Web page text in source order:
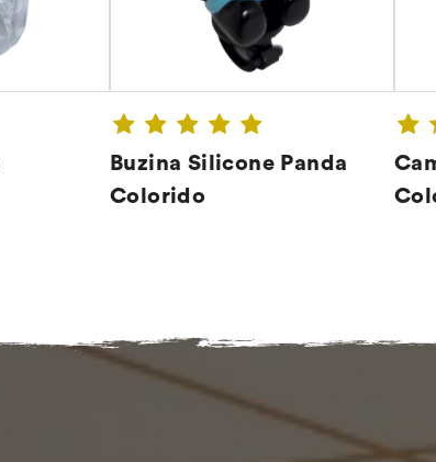
Buzina Silicone Panda
Colorido